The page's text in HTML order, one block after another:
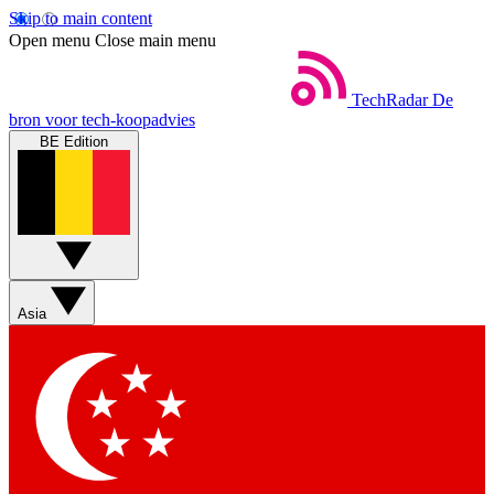
Skip to main content
Open menu Close main menu
TechRadar De
bron voor tech-koopadvies
BE Edition
Asia